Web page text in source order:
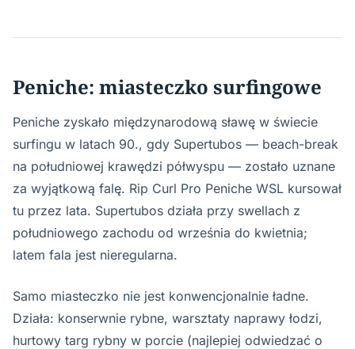
Peniche: miasteczko surfingowe
Peniche zyskało międzynarodową sławę w świecie
surfingu w latach 90., gdy Supertubos — beach-break
na południowej krawędzi półwyspu — zostało uznane
za wyjątkową falę. Rip Curl Pro Peniche WSL kursował
tu przez lata. Supertubos działa przy swellach z
południowego zachodu od września do kwietnia;
latem fala jest nieregularna.
Samo miasteczko nie jest konwencjonalnie ładne.
Działa: konserwnie rybne, warsztaty naprawy łodzi,
hurtowy targ rybny w porcie (najlepiej odwiedzać o